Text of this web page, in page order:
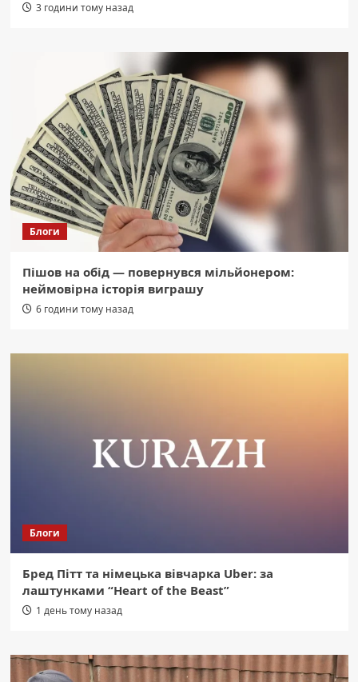
3 години тому назад
Блоги
Пішов на обід — повернувся мільйонером:
неймовірна історія виграшу
6 години тому назад
Блоги
Бред Пітт та німецька вівчарка Uber: за
лаштунками “Heart of the Beast”
1 день тому назад